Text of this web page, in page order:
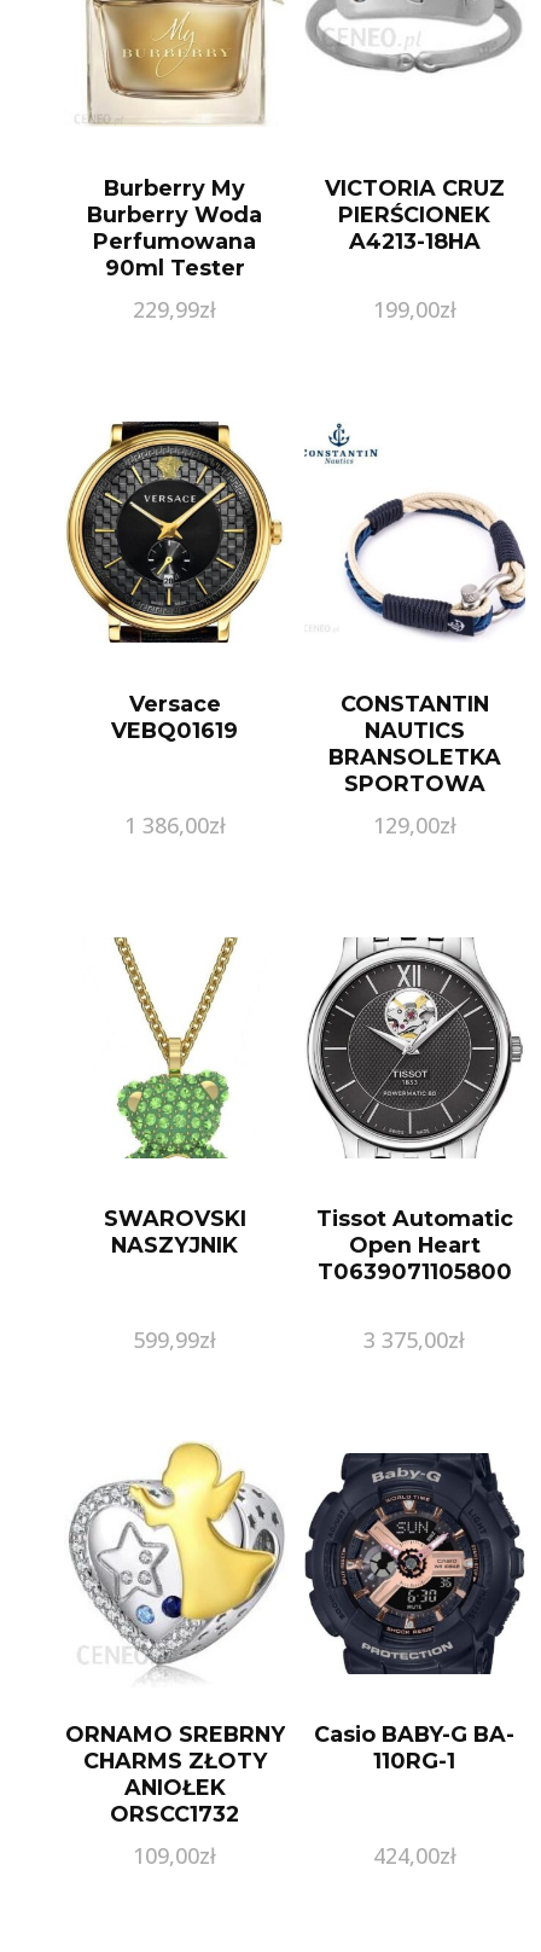
Burberry My
Burberry Woda
Perfumowana
90ml Tester
229,99zł
VICTORIA CRUZ
PIERŚCIONEK
A4213-18HA
199,00zł
Versace
VEBQ01619
1 386,00zł
CONSTANTIN
NAUTICS
BRANSOLETKA
SPORTOWA
GRANATOWY
129,00zł
SWAROVSKI
NASZYJNIK
599,99zł
Tissot Automatic
Open Heart
T0639071105800
3 375,00zł
ORNAMO SREBRNY
CHARMS ZŁOTY
ANIOŁEK
ORSCC1732
109,00zł
Casio BABY-G BA-
110RG-1
424,00zł